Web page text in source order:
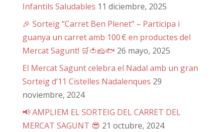
Infantils Saludables 11 diciembre, 2025
🎉 Sorteig “Carret Ben Plenet” – Participa i
guanya un carret amb 100 € en productes del
Mercat Sagunt! 🛒🍅🧀🐟 26 mayo, 2025
El Mercat Sagunt celebra el Nadal amb un gran
Sorteig d’11 Cistelles Nadalenques 29
noviembre, 2024
📢 AMPLIEM EL SORTEIG DEL CARRET DEL
MERCAT SAGUNT 😎 21 octubre, 2024